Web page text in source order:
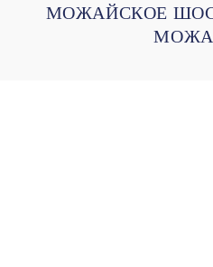
МОЖАЙСКОЕ